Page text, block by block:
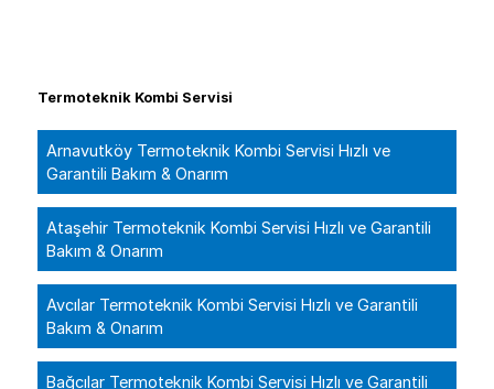
Termoteknik Kombi Servisi
Arnavutköy Termoteknik Kombi Servisi Hızlı ve
Garantili Bakım & Onarım
Ataşehir Termoteknik Kombi Servisi Hızlı ve Garantili
Bakım & Onarım
Avcılar Termoteknik Kombi Servisi Hızlı ve Garantili
Bakım & Onarım
Bağcılar Termoteknik Kombi Servisi Hızlı ve Garantili